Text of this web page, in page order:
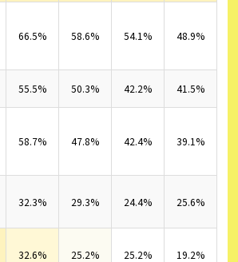
66.5% 58.6% 54.1% 48.9%
55.5% 50.3% 42.2% 41.5%
58.7% 47.8% 42.4% 39.1%
32.3% 29.3% 24.4% 25.6%
32.6% 25.2% 25.2% 19.2%